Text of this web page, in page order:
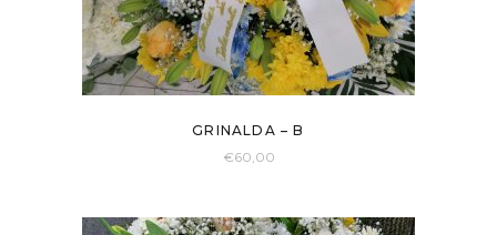
GRINALDA – B
€60,00